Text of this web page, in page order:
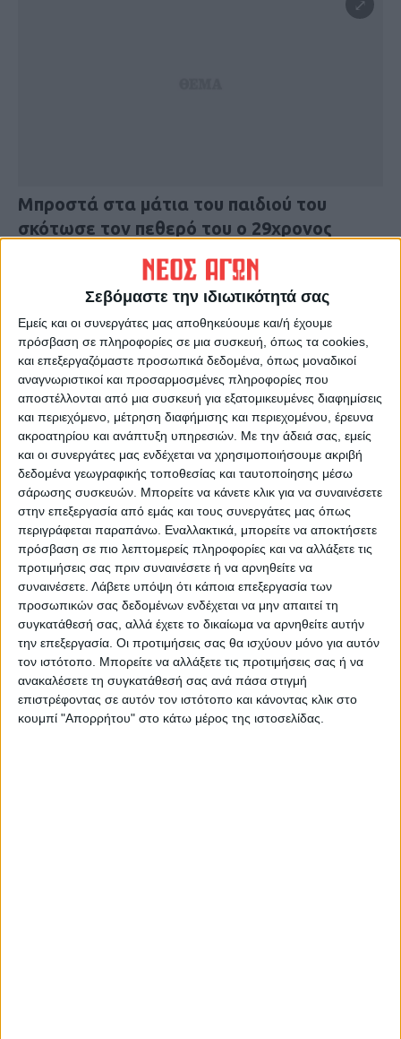
Σεβόμαστε την ιδιωτικότητά σας
Εμείς και οι συνεργάτες μας αποθηκεύουμε και/ή έχουμε
πρόσβαση σε πληροφορίες σε μια συσκευή, όπως τα cookies,
και επεξεργαζόμαστε προσωπικά δεδομένα, όπως μοναδικοί
αναγνωριστικοί και προσαρμοσμένες πληροφορίες που
αποστέλλονται από μια συσκευή για εξατομικευμένες διαφημίσεις
και περιεχόμενο, μέτρηση διαφήμισης και περιεχομένου, έρευνα
ακροατηρίου και ανάπτυξη υπηρεσιών. Με την άδειά σας, εμείς
και οι συνεργάτες μας ενδέχεται να χρησιμοποιήσουμε ακριβή
δεδομένα γεωγραφικής τοποθεσίας και ταυτοποίησης μέσω
σάρωσης συσκευών. Μπορείτε να κάνετε κλικ για να συναινέσετε
στην επεξεργασία από εμάς και τους συνεργάτες μας όπως
περιγράφεται παραπάνω. Εναλλακτικά, μπορείτε να αποκτήσετε
πρόσβαση σε πιο λεπτομερείς πληροφορίες και να αλλάξετε τις
προτιμήσεις σας πριν συναινέσετε ή να αρνηθείτε να
συναινέσετε. Λάβετε υπόψη ότι κάποια επεξεργασία των
προσωπικών σας δεδομένων ενδέχεται να μην απαιτεί τη
συγκατάθεσή σας, αλλά έχετε το δικαίωμα να αρνηθείτε αυτήν
την επεξεργασία. Οι προτιμήσεις σας θα ισχύουν μόνο για αυτόν
τον ιστότοπο. Μπορείτε να αλλάξετε τις προτιμήσεις σας ή να
ανακαλέσετε τη συγκατάθεσή σας ανά πάσα στιγμή
επιστρέφοντας σε αυτόν τον ιστότοπο και κάνοντας κλικ στο
κουμπί "Απορρήτου" στο κάτω μέρος της ιστοσελίδας.
Μπροστά στα μάτια του παιδιού του
σκότωσε τον πεθερό του ο 29χρονος
Ο 29χρονος γαμπρός πυροβόλησε και
σκότωσε εξ επαφής τον 75χρονο πεθερό
του επειδή ο άτυχος ηλικιωμένος στήριξε
την κόρη του στο διαζύγιο τους.
Όλα ξεκίνησαν εχθές το πρωί, όταν ο
29χρονος καταζητούμενος από τις Αρχές
επικοινώνησε με την 36χρονη πρώην
γυναίκα του προκειμένου να την επισκεφτεί
στο χωριό του πεθερού του και να δει το 2
ετών παιδί του. Η 36χρονη γυναίκα,
ανυποψίαστη για το τι μπορεί να συμβεί,
δέχτηκε την πρόταση και περίμενε την
επίσκεψη του πρώην συζύγου της στο
πατρικό της σπίτι στο χωριό.
Αξίζει να σημειωθεί πωςτο ζευγάρι πολύ
πρόσφατα είχε πάρει διαζύγιο, καθώς
υπήρχε ασυμφωνία χαρακτήρων, ενώ η